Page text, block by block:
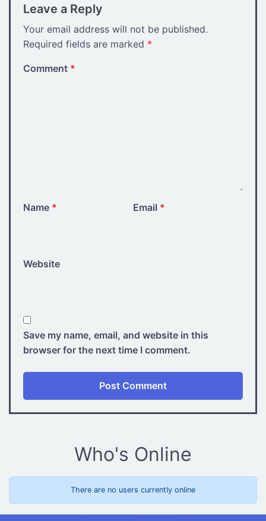
Leave a Reply
Your email address will not be published.
Required fields are marked *
Comment *
Name * Email *
Website
Save my name, email, and website in this
browser for the next time I comment.
Who's Online
There are no users currently online